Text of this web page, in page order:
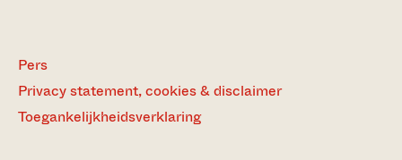
Pers
Privacy statement, cookies & disclaimer
Toegankelijkheidsverklaring